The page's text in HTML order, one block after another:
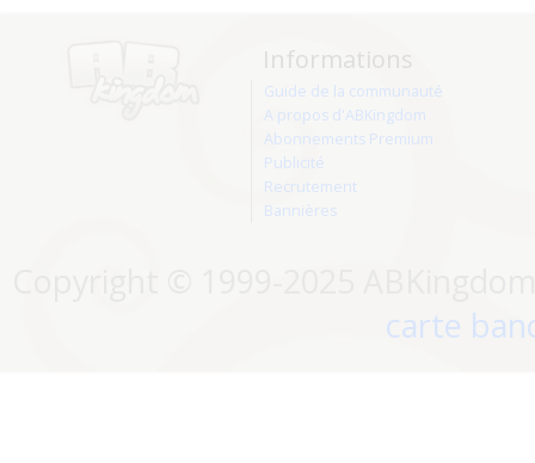
Informations
Guide de la communauté
A propos d'ABKingdom
Abonnements Premium
Publicité
Recrutement
Bannières
carte